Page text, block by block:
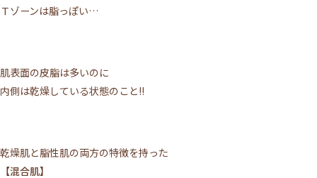
Ｔゾーンは脂っぽい…
肌表面の皮脂は多いのに
内側は乾燥している状態のこと!!
乾燥肌と脂性肌の両方の特徴を持った
【混合肌】